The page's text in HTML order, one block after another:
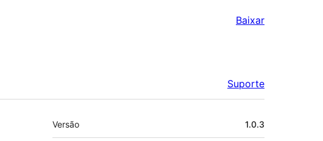
Baixar
Suporte
Meta
Versão 1.0.3